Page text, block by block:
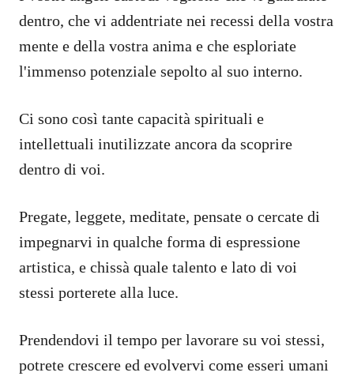
dentro, che vi addentriate nei recessi della vostra
mente e della vostra anima e che esploriate
l'immenso potenziale sepolto al suo interno.
Ci sono così tante capacità spirituali e
intellettuali inutilizzate ancora da scoprire
dentro di voi.
Pregate, leggete, meditate, pensate o cercate di
impegnarvi in qualche forma di espressione
artistica, e chissà quale talento e lato di voi
stessi porterete alla luce.
Prendendovi il tempo per lavorare su voi stessi,
potrete crescere ed evolvervi come esseri umani